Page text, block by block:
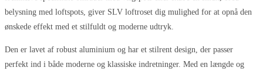
belysning med loftspots, giver SLV loftroset dig mulighed for at opnå den
ønskede effekt med et stilfuldt og moderne udtryk.
Den er lavet af robust aluminium og har et stilrent design, der passer
perfekt ind i både moderne og klassiske indretninger. Med en længde og